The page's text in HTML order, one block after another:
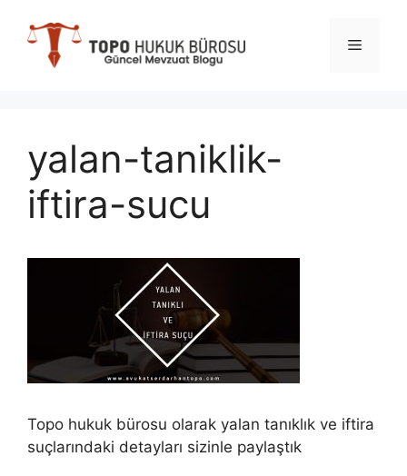
Menü
yalan-taniklik-
iftira-sucu
Topo hukuk bürosu olarak yalan tanıklık ve iftira
suçlarındaki detayları sizinle paylaştık